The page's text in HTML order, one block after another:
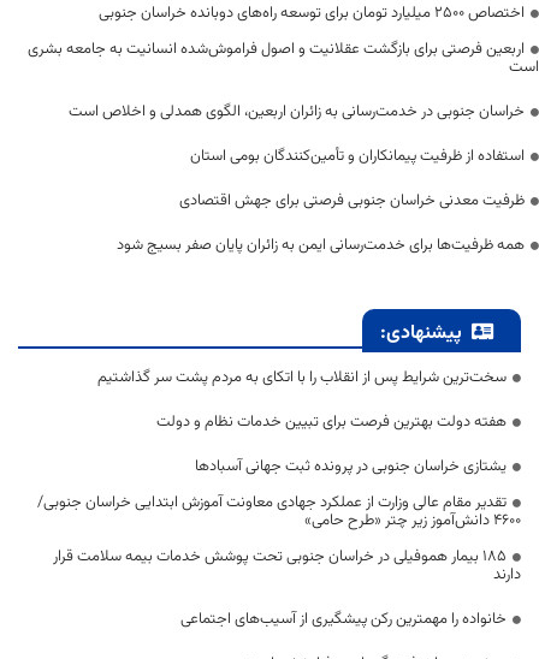
اختصاص 2500 میلیارد تومان برای توسعه راه‌های دوبانده خراسان جنوبی
اربعین فرصتی برای بازگشت عقلانیت و اصول فراموش‌شده انسانیت به جامعه بشری
است
خراسان جنوبی در خدمت‌رسانی به زائران اربعین، الگوی همدلی و اخلاص است
استفاده از ظرفیت پیمانکاران و تأمین‌کنندگان بومی استان
ظرفیت معدنی خراسان جنوبی فرصتی برای جهش اقتصادی
همه ظرفیت‌ها برای خدمت‌رسانی ایمن به زائران پایان صفر بسیج شود
پیشنهادی:
سخت‌ترین شرایط پس از انقلاب را با اتکای به مردم پشت سر گذاشتیم
هفته دولت بهترین فرصت برای تبیین خدمات نظام و دولت
یشتازی خراسان جنوبی در پرونده ثبت جهانی آسبادها
تقدیر مقام عالی وزارت از عملکرد جهادی معاونت آموزش ابتدایی خراسان جنوبی/
۴۶۰۰ دانش‌آموز زیر چتر «طرح حامی»
۱۸۵ بیمار هموفیلی در خراسان جنوبی تحت پوشش خدمات بیمه سلامت قرار
دارند
خانواده را مهمترین رکن پیشگیری از آسیب‌های اجتماعی